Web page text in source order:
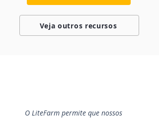
Veja outros recursos
O LiteFarm permite que nossos